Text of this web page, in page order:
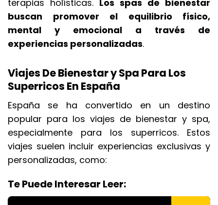
terapias holísticas. Los spas de bienestar
buscan promover el equilibrio físico,
mental y emocional a través de
experiencias personalizadas.
Viajes De Bienestar y Spa Para Los
Superricos En España
España se ha convertido en un destino
popular para los viajes de bienestar y spa,
especialmente para los superricos. Estos
viajes suelen incluir experiencias exclusivas y
personalizadas, como:
Te Puede Interesar Leer: